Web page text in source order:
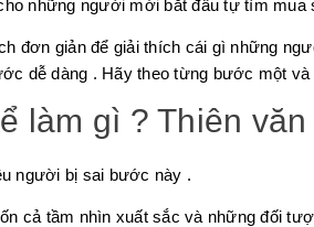
những người mới bắt đầu tự tìm mua
đơn giản để giải thích cái gì những
dễ dàng . Hãy theo từng bước một
làm gì ? Thiên
người bị sai bước này .
cả tầm nhìn xuất sắc và những đối